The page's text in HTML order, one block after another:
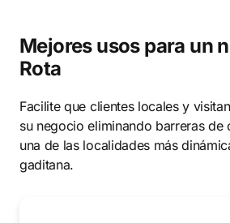
Mejores usos para un
Rota
Facilite que clientes locales y
su negocio eliminando barreras de
una de las localidades más
gaditana.